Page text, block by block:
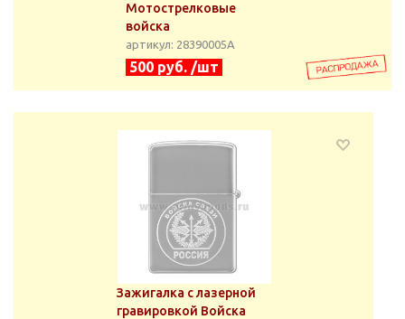
Мотострелковые
войска
артикул: 28390005А
500 руб. /шт
Зажигалка с лазерной
гравировкой Войска